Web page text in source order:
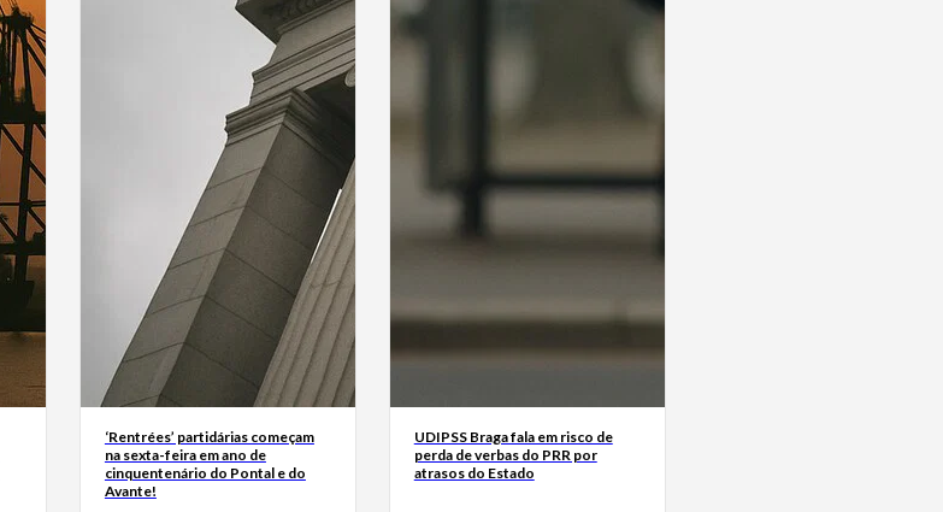
‘Rentrées’ partidárias começam
na sexta-feira em ano de
cinquentenário do Pontal e do
Avante!
UDIPSS Braga fala em risco de
perda de verbas do PRR por
atrasos do Estado